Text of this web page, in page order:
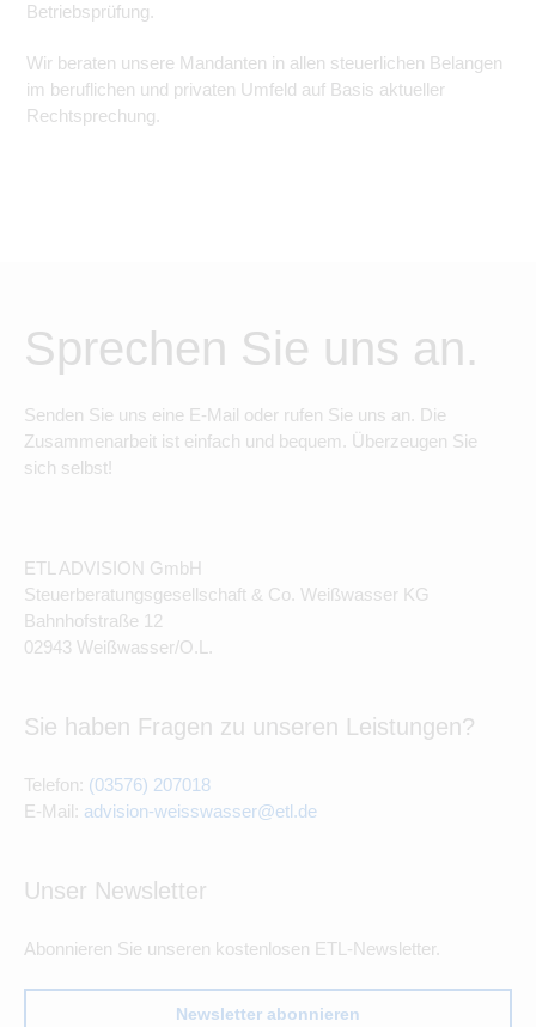
Betriebsprüfung.
Wir beraten unsere Mandanten in allen steuerlichen Belangen
im beruflichen und privaten Umfeld auf Basis aktueller
Rechtsprechung.
Sprechen Sie uns an.
Senden Sie uns eine E-Mail oder rufen Sie uns an. Die
Zusammenarbeit ist einfach und bequem. Überzeugen Sie
sich selbst!
ETL ADVISION GmbH
Steuerberatungsgesellschaft & Co. Weißwasser KG
Bahnhofstraße 12
02943 Weißwasser/O.L.
Sie haben Fragen zu unseren Leistungen?
Telefon: (03576) 207018
E-Mail: advision-weisswasser@etl.de
Unser Newsletter
Abonnieren Sie unseren kostenlosen ETL-Newsletter.
Newsletter abonnieren